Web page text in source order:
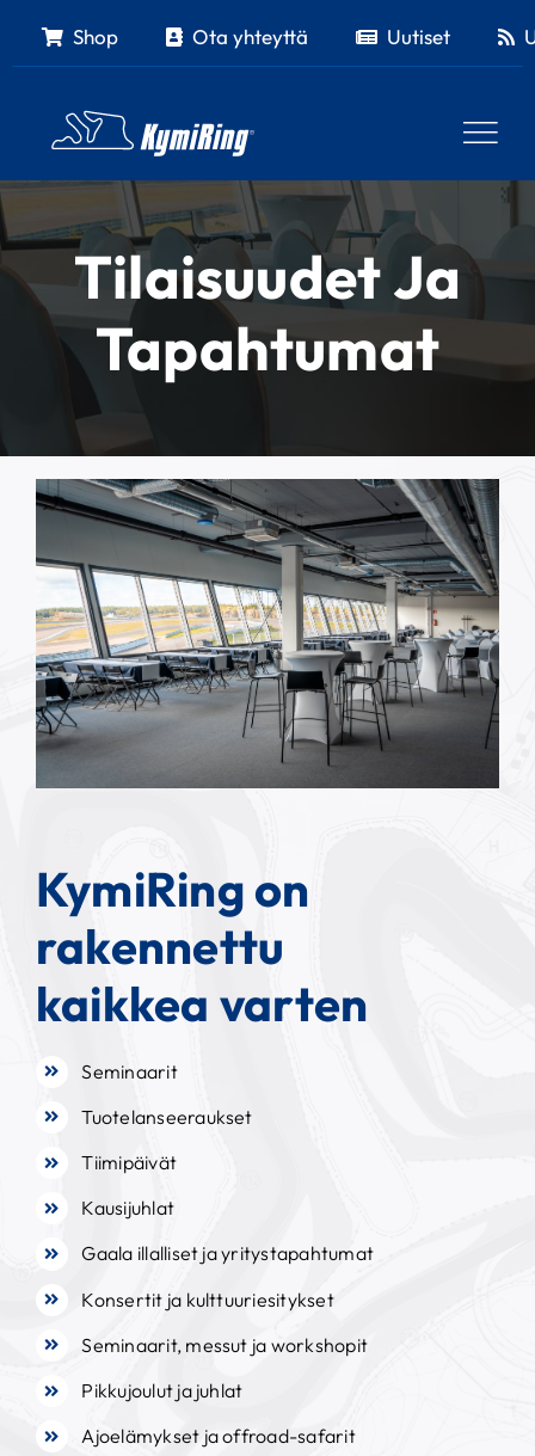
Shop Ota yhteyttä Uutiset
Tilaisuudet Ja
Tapahtumat
KymiRing on
rakennettu
kaikkea varten
Seminaarit
Tuotelanseeraukset
Tiimipäivät
Kausijuhlat
Gaala illalliset ja yritystapahtumat
Konsertit ja kulttuuriesitykset
Seminaarit, messut ja workshopit
Pikkujoulut ja juhlat
Ajoelämykset ja offroad-safarit